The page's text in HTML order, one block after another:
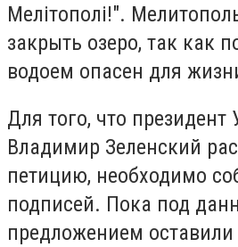
Мелітополі!".
закрыть озеро, так как
водоем опасен для
Для того, что президент
Владимир Зеленский
петицию, необходимо
подписей. Пока под
предложением